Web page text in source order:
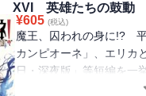
XVI 英雄たちの鼓動
¥605 (税込)
魔王、囚われの身に!?
カンピオーネ」、エリカ
日・深夜版」等短編を一
た護堂たちが再び相見え